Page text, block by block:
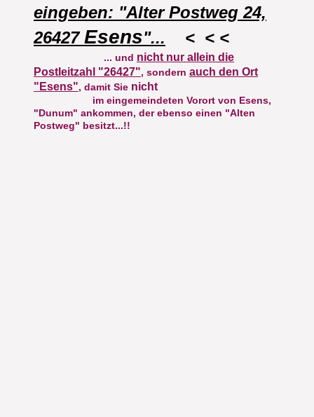
eingeben: "Alter Postweg 24,
26427Esens"... < < <
... und nicht nur allein die
Postleitzahl "26427", sondern auch den Ort
"Esens", damit Sie nicht
im eingemeindeten Vorort von Esens,
"Dunum" ankommen, der ebenso einen "Alten
Postweg" besitzt...!!